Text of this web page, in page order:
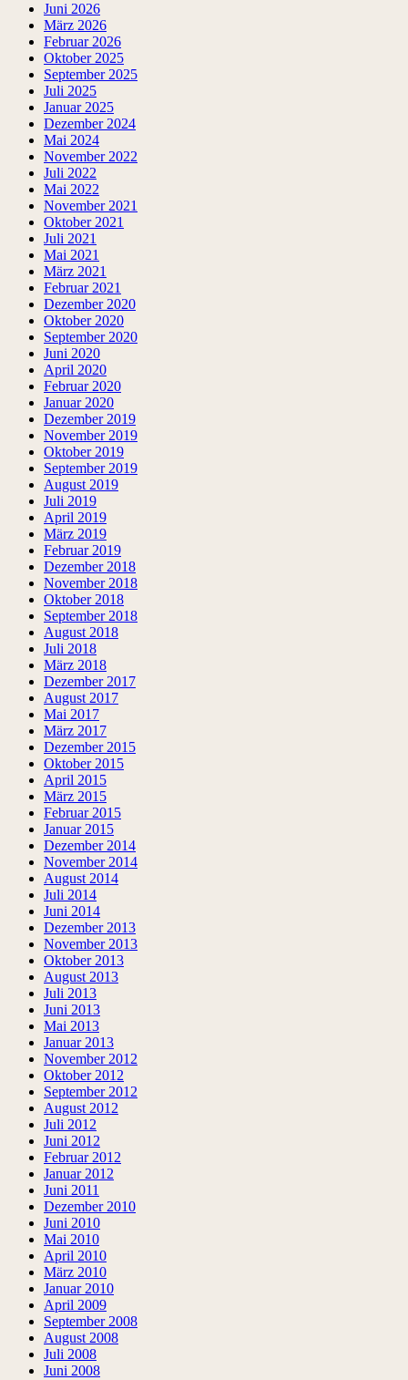
Juni 2026
März 2026
Februar 2026
Oktober 2025
September 2025
Juli 2025
Januar 2025
Dezember 2024
Mai 2024
November 2022
Juli 2022
Mai 2022
November 2021
Oktober 2021
Juli 2021
Mai 2021
März 2021
Februar 2021
Dezember 2020
Oktober 2020
September 2020
Juni 2020
April 2020
Februar 2020
Januar 2020
Dezember 2019
November 2019
Oktober 2019
September 2019
August 2019
Juli 2019
April 2019
März 2019
Februar 2019
Dezember 2018
November 2018
Oktober 2018
September 2018
August 2018
Juli 2018
März 2018
Dezember 2017
August 2017
Mai 2017
März 2017
Dezember 2015
Oktober 2015
April 2015
März 2015
Februar 2015
Januar 2015
Dezember 2014
November 2014
August 2014
Juli 2014
Juni 2014
Dezember 2013
November 2013
Oktober 2013
August 2013
Juli 2013
Juni 2013
Mai 2013
Januar 2013
November 2012
Oktober 2012
September 2012
August 2012
Juli 2012
Juni 2012
Februar 2012
Januar 2012
Juni 2011
Dezember 2010
Juni 2010
Mai 2010
April 2010
März 2010
Januar 2010
April 2009
September 2008
August 2008
Juli 2008
Juni 2008